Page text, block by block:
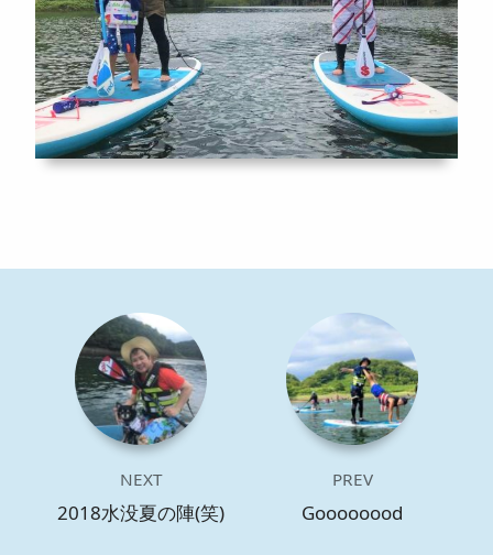
NEXT
2018水没夏の陣(笑)
PREV
Goooooood